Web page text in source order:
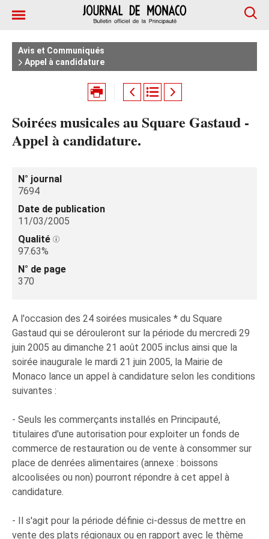
Avis et Communiqués
Appel à candidature
Soirées musicales au Square Gastaud -
Appel à candidature.
N° journal
7694
Date de publication
11/03/2005
Qualité
97.63%
N° de page
370
A l'occasion des 24 soirées musicales * du Square
Gastaud qui se dérouleront sur la période du mercredi 29
juin 2005 au dimanche 21 août 2005 inclus ainsi que la
soirée inaugurale le mardi 21 juin 2005, la Mairie de
Monaco lance un appel à candidature selon les conditions
suivantes :
- Seuls les commerçants installés en Principauté,
titulaires d'une autorisation pour exploiter un fonds de
commerce de restauration ou de vente à consommer sur
place de denrées alimentaires (annexe : boissons
alcoolisées ou non) pourront répondre à cet appel à
candidature.
- Il s'agit pour la période définie ci-dessus de mettre en
vente des plats régionaux ou en rapport avec le thème